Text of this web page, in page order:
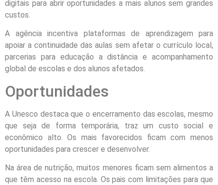
digitais para abrir oportunidades a mais alunos sem grandes
custos.
A agência incentiva plataformas de aprendizagem para
apoiar a continuidade das aulas sem afetar o currículo local,
parcerias para educação a distância e acompanhamento
global de escolas e dos alunos afetados.
Oportunidades
A Unesco destaca que o encerramento das escolas, mesmo
que seja de forma temporária, traz um custo social e
econômico alto. Os mais favorecidos ficam com menos
oportunidades para crescer e desenvolver.
Na área de nutrição, muitos menores ficam sem alimentos a
que têm acesso na escola. Os pais com limitações para que